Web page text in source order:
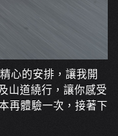
心的安排，讓我開
山道繞行，讓你感受
再體驗一次，接著下